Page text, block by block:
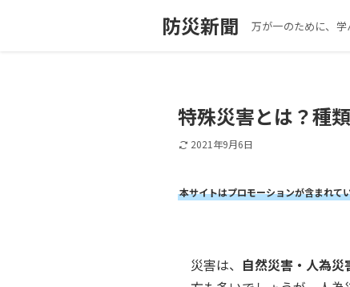
防災新聞 万が一のために、学
特殊災害とは？種
2021年9月6日
本サイトはプロモーションが含まれて
災害は、 自然災害・人為